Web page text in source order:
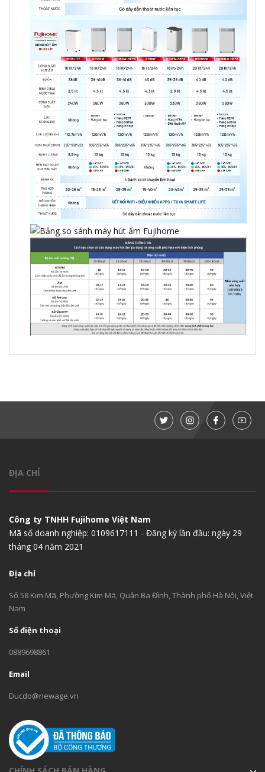
ĐỊA CHỈ
Công ty TNHH Fujihome Việt Nam
Mã số doanh nghiệp: 0109617111 - Đăng ký lần đầu: ngày 29
tháng 04 năm 2021
Địa chỉ
Số 58 Kim Mã, Phường Kim Mã, Quận Ba Đình, Thành phố Hà Nội, Việt
Nam
Số điện thoại
0889698861
Email
Ducdo@newage.vn